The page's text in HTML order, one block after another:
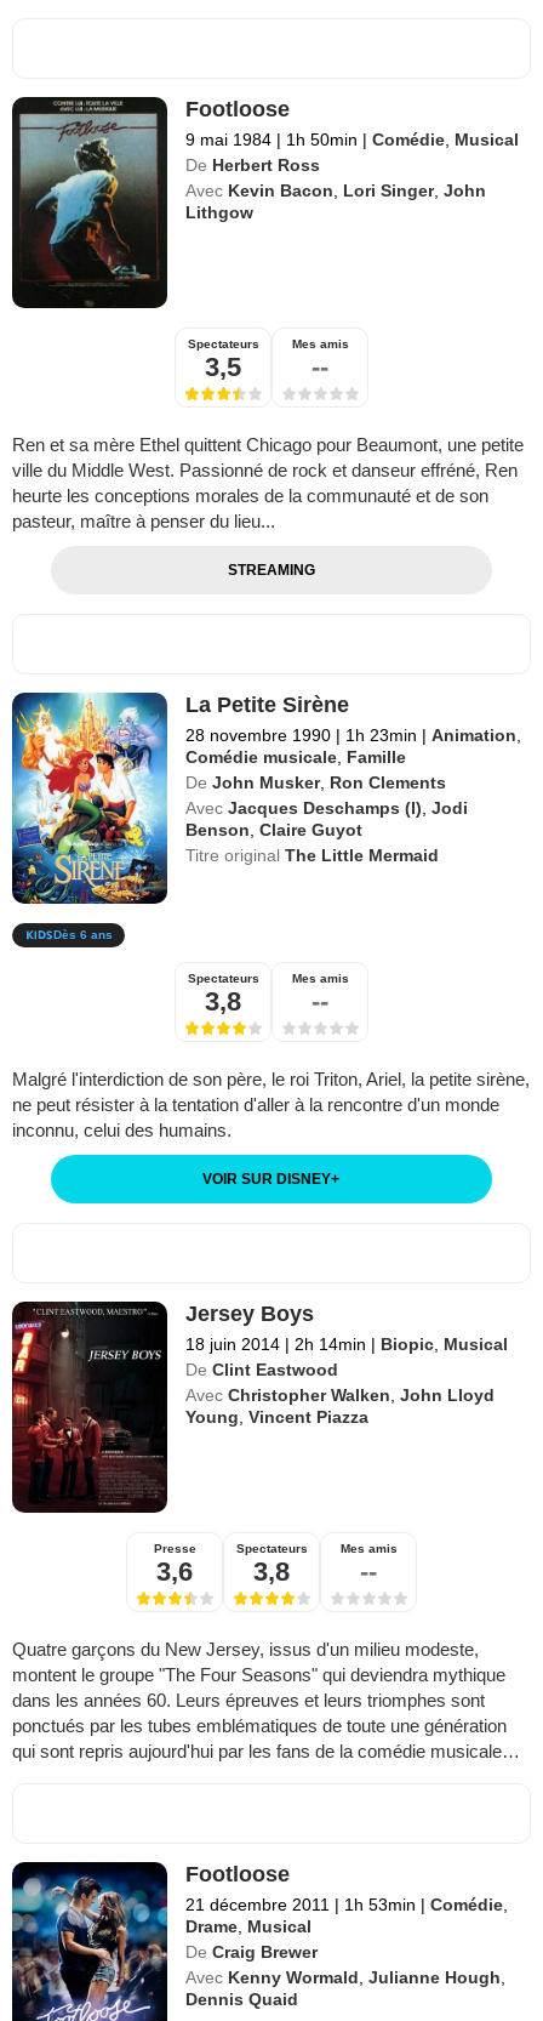
Footloose
9 mai 1984 | 1h 50min | Comédie Musical
De Herbert Ross
Avec Kevin Bacon Lori Singer,John
Lithgow
Spectateurs
3,5
Mes amis
--
Ren et sa mère Ethel quittent Chicago pour Beaumont, une petite
ville du Middle West. Passionné de rock et danseur effréné, Ren
heurte les conceptions morales de la communauté et de son
pasteur, maître à penser du lieu...
STREAMING
La Petite Sirène
28 novembre 1990 | 1h 23min | Animation
Comédie musicale Famille
De John Musker, Ron Clements
Avec Jacques Deschamps (I) ,Jodi
Benson ,Claire Guyot
Titre originalThe Little Mermaid
Dès 6 ans
Spectateurs
3,8
Mes amis
--
Malgré l'interdiction de son père, le roi Triton, Ariel, la petite sirène,
ne peut résister à la tentation d'aller à la rencontre d'un monde
inconnu, celui des humains.
VOIR SUR DISNEY+
Jersey Boys
18 juin 2014 | 2h 14min | Biopic Musical
De Clint Eastwood
Avec Christopher Walken ,John Lloyd
Young ,Vincent Piazza
Presse
3,6
Spectateurs
3,8
Mes amis
--
Quatre garçons du New Jersey, issus d'un milieu modeste,
montent le groupe "The Four Seasons" qui deviendra mythique
dans les années 60. Leurs épreuves et leurs triomphes sont
ponctués par les tubes emblématiques de toute une génération
qui sont repris aujourd'hui par les fans de la comédie musicale…
Footloose
21 décembre 2011 | 1h 53min | Comédie
Drame Musical
De Craig Brewer
Avec Kenny Wormald ,Julianne Hough
Dennis Quaid